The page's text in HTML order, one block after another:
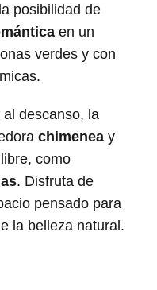
posibilidad de
en un
verdes y con
descanso, la
chimenea y
como
. Disfruta de
pensado para
la belleza natural.